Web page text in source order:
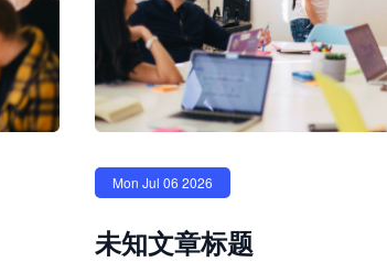
Mon Jul 06 2026
未知文章标题